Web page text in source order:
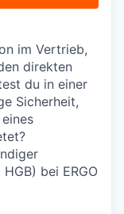
im Vertrieb,
direkten
du in einer
Sicherheit,
bei ERGO